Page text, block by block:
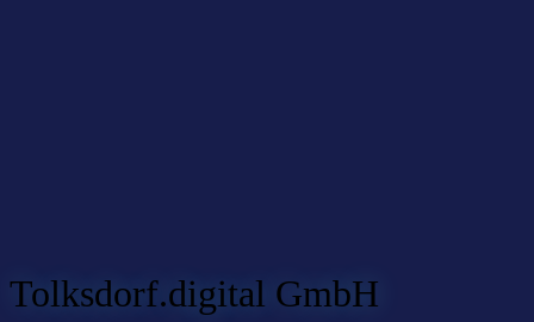
Tolksdorf.digital GmbH